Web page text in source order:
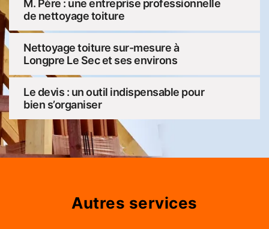
M. Père : une entreprise professionnelle
de nettoyage toiture
Nettoyage toiture sur-mesure à
Longpre Le Sec et ses environs
Le devis : un outil indispensable pour
bien s’organiser
Autres services